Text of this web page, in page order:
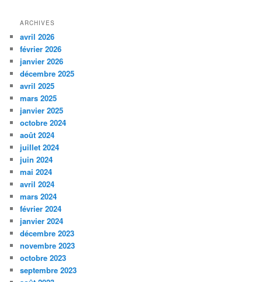
ARCHIVES
avril 2026
février 2026
janvier 2026
décembre 2025
avril 2025
mars 2025
janvier 2025
octobre 2024
août 2024
juillet 2024
juin 2024
mai 2024
avril 2024
mars 2024
février 2024
janvier 2024
décembre 2023
novembre 2023
octobre 2023
septembre 2023